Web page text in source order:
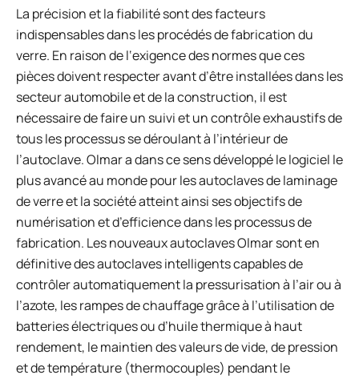
La précision et la fiabilité sont des facteurs
indispensables dans les procédés de fabrication du
verre. En raison de l‘exigence des normes que ces
pièces doivent respecter avant d’être installées dans les
secteur automobile et de la construction, il est
nécessaire de faire un suivi et un contrôle exhaustifs de
tous les processus se déroulant à l’intérieur de
l’autoclave. Olmar a dans ce sens développé le logiciel le
plus avancé au monde pour les autoclaves de laminage
de verre et la société atteint ainsi ses objectifs de
numérisation et d’efficience dans les processus de
fabrication. Les nouveaux autoclaves Olmar sont en
définitive des autoclaves intelligents capables de
contrôler automatiquement la pressurisation à l’air ou à
l’azote, les rampes de chauffage grâce à l’utilisation de
batteries électriques ou d’huile thermique à haut
rendement, le maintien des valeurs de vide, de pression
et de température (thermocouples) pendant le